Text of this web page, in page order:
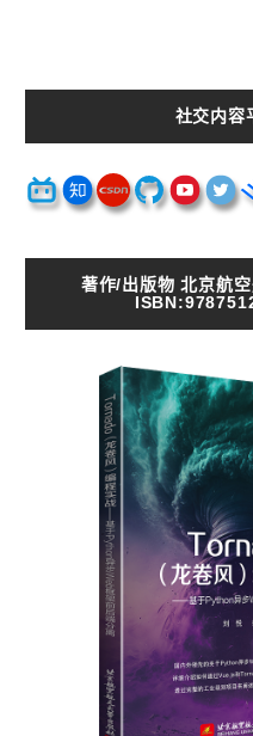
社交内容
著作/出版物 北京航